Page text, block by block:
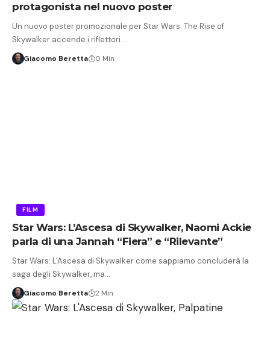
protagonista nel nuovo poster
Un nuovo poster promozionale per Star Wars: The Rise of
Skywalker accende i riflettori…
Giacomo Beretta 0 Min
FILM
Star Wars: L’Ascesa di Skywalker, Naomi Ackie
parla di una Jannah “Fiera” e “Rilevante”
Star Wars: L'Ascesa di Skywalker come sappiamo concluderà la
saga degli Skywalker, ma…
Giacomo Beretta 2 Min